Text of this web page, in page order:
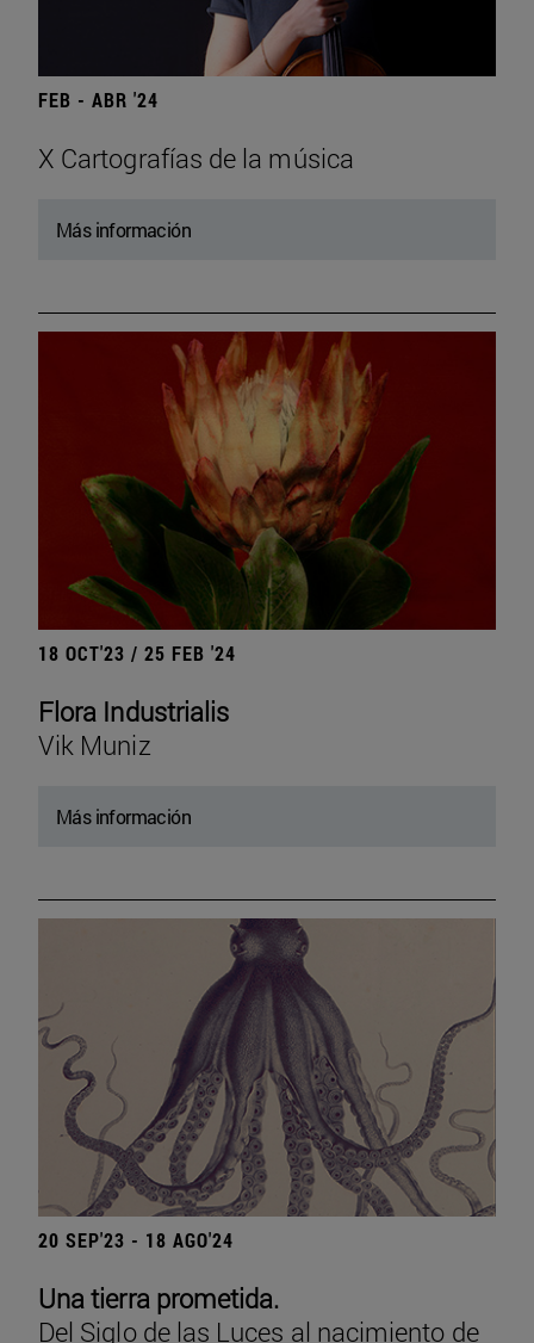
FEB - ABR '24
X Cartografías de la música
Más información
18 OCT'23 / 25 FEB '24
Flora Industrialis
Vik Muniz
Más información
20 SEP'23 - 18 AGO'24
Una tierra prometida.
Del Siglo de las Luces al nacimiento de